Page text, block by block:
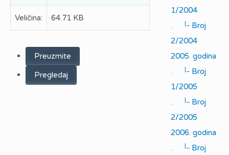
Veličina: 64.71 KB
Preuzmite
Pregledaj
1/2004
.
|_ Broj
2/2004
2005. godina
.
|_ Broj
1/2005
.
|_ Broj
2/2005
2006. godina
.
|_ Broj